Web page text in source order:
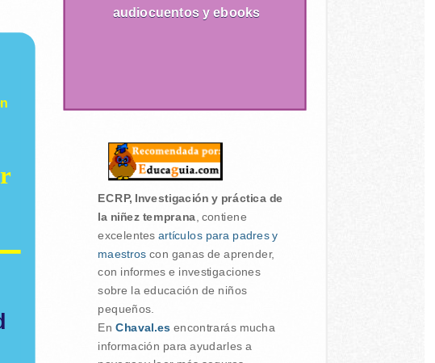
audiocuentos y ebooks
ECRP, Investigación y práctica de
la niñez temprana, contiene
excelentes artículos para padres y
maestros con ganas de aprender,
con informes e investigaciones
sobre la educación de niños
pequeños.
En Chaval.es encontrarás mucha
información para ayudarles a